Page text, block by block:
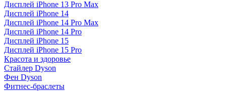
Дисплей iPhone 13 Pro Max
Дисплей iPhone 14
Дисплей iPhone 14 Pro Max
Дисплей iPhone 14 Pro
Дисплей iPhone 15
Дисплей iPhone 15 Pro
Красота и здоровье
Стайлер Dyson
Фен Dyson
Фитнес-браслеты